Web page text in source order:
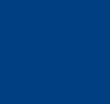
Civile